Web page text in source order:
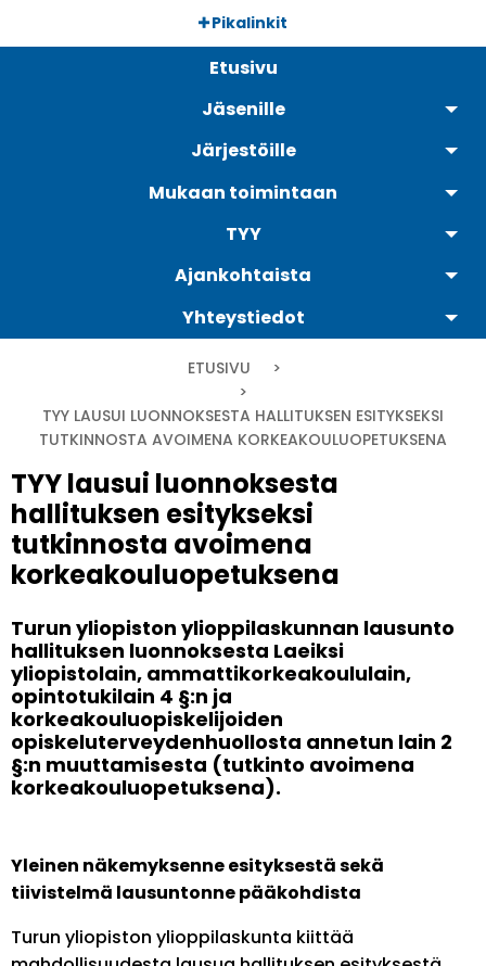
Pikalinkit
Etusivu
Jäsenille
Järjestöille
Mukaan toimintaan
TYY
Ajankohtaista
Yhteystiedot
ETUSIVU
CURRENT:
TYY LAUSUI LUONNOKSESTA HALLITUKSEN ESITYKSEKSI
TUTKINNOSTA AVOIMENA KORKEAKOULUOPETUKSENA
TYY lausui luonnoksesta
hallituksen esitykseksi
tutkinnosta avoimena
korkeakouluopetuksena
Turun yliopiston ylioppilaskunnan lausunto
hallituksen luonnoksesta Laeiksi
yliopistolain, ammattikorkeakoululain,
opintotukilain 4 §:n ja
korkeakouluopiskelijoiden
opiskeluterveydenhuollosta annetun lain 2
§:n muuttamisesta (tutkinto avoimena
korkeakouluopetuksena).
Yleinen näkemyksenne esityksestä sekä
tiivistelmä lausuntonne pääkohdista
Turun yliopiston ylioppilaskunta kiittää